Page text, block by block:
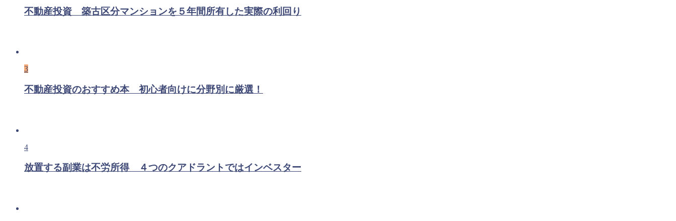
不動産投資 築古区分マンションを５年間所有した実際の利回り
3
不動産投資のおすすめ本 初心者向けに分野別に厳選！
4
放置する副業は不労所得 ４つのクアドラントではインベスター